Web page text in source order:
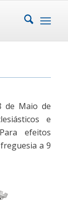
de Maio de
e
efeitos
a 9